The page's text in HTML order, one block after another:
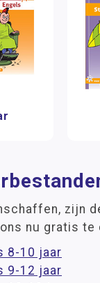
zijn
nu gratis te
8-10 jaar
9-12 jaar